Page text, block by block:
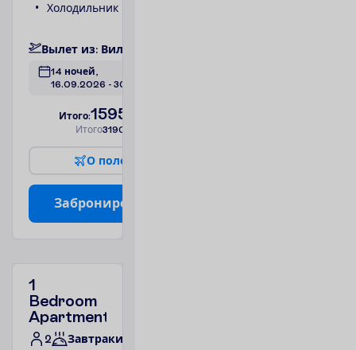
Холодильник
Вылет из: Вил
14 ночей,
16.09.2026 - 30.09.2026
Итого:1595.00
Итого3190.00
О поле
Заброниро
1
Bedroom
Apartment
2 Завтраки